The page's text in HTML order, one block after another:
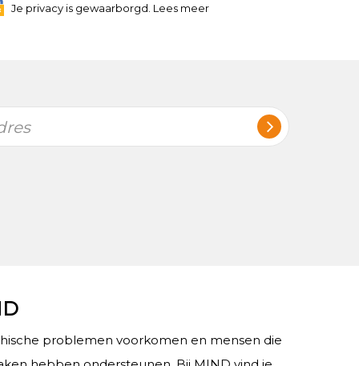
Je privacy is gewaarborgd. Lees meer
problemen voorkomen en mensen die